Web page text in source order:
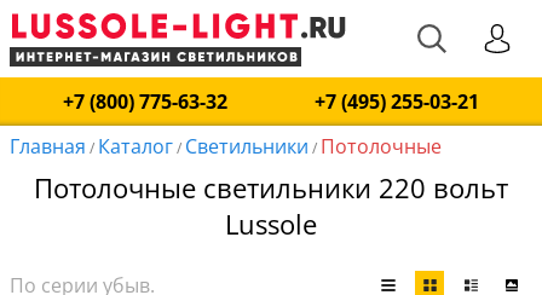
+7 (800) 775-63-32
+7 (495) 255-03-21
Главная / Каталог/ Светильники / Потолочные
Потолочные светильники 220 вольт
Lussole